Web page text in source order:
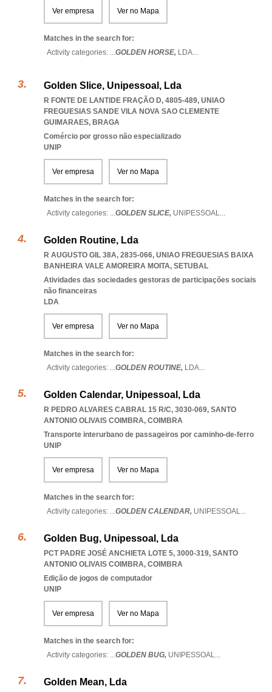
Ver empresa Ver no Mapa
Matches in the search for:
Activity categories: ...GOLDEN HORSE, LDA...
Golden Slice, Unipessoal, Lda
R FONTE DE LANTIDE FRAÇÃO D, 4805-489, UNIAO
FREGUESIAS SANDE VILA NOVA SAO CLEMENTE
GUIMARAES, BRAGA
Comércio por grosso não especializado
UNIP
Ver empresa Ver no Mapa
Matches in the search for:
Activity categories: ...GOLDEN SLICE, UNIPESSOAL...
Golden Routine, Lda
R AUGUSTO GIL 38A, 2835-066, UNIAO FREGUESIAS BAIXA
BANHEIRA VALE AMOREIRA MOITA, SETUBAL
Atividades das sociedades gestoras de participações sociais
não financeiras
LDA
Ver empresa Ver no Mapa
Matches in the search for:
Activity categories: ...GOLDEN ROUTINE, LDA...
Golden Calendar, Unipessoal, Lda
R PEDRO ALVARES CABRAL 15 R/C, 3030-069, SANTO
ANTONIO OLIVAIS COIMBRA, COIMBRA
Transporte interurbano de passageiros por caminho-de-ferro
UNIP
Ver empresa Ver no Mapa
Matches in the search for:
Activity categories: ...GOLDEN CALENDAR, UNIPESSOAL...
Golden Bug, Unipessoal, Lda
PCT PADRE JOSÉ ANCHIETA LOTE 5, 3000-319, SANTO
ANTONIO OLIVAIS COIMBRA, COIMBRA
Edição de jogos de computador
UNIP
Ver empresa Ver no Mapa
Matches in the search for:
Activity categories: ...GOLDEN BUG, UNIPESSOAL...
Golden Mean, Lda